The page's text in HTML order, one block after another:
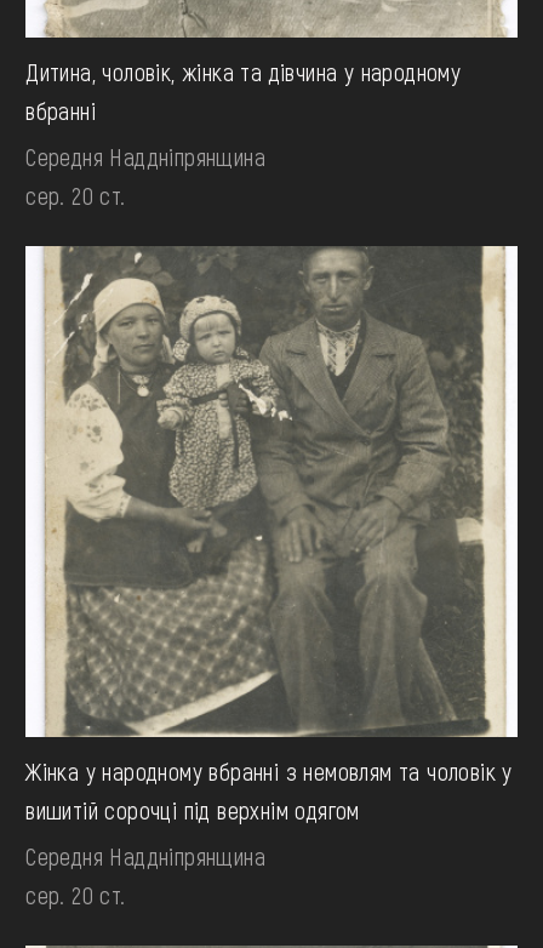
Дитина, чоловік, жінка та дівчина у народному
вбранні
Середня Наддніпрянщина
сер. 20 ст.
Жінка у народному вбранні з немовлям та чоловік у
вишитій сорочці під верхнім одягом
Середня Наддніпрянщина
сер. 20 ст.